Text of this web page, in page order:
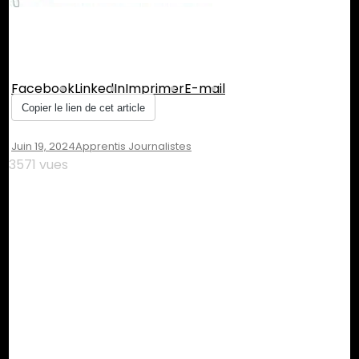
FacebookLinkedInImprimerE-mail
Copier le lien de cet article
Juin 19, 2024Apprentis Journalistes
3571 vues